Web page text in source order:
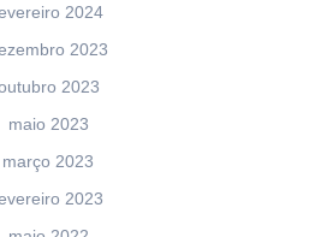
2024
2023
2023
maio 2023
março 2023
2023